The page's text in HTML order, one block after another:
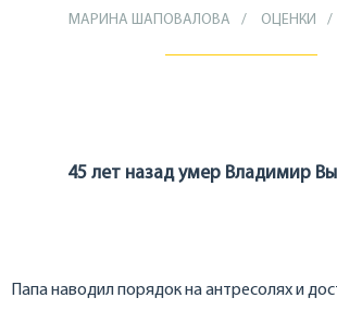
МАРИНА ШАПОВАЛОВА ОЦЕНКИ
45 лет назад умер Владимир
Папа наводил порядок на антресолях и